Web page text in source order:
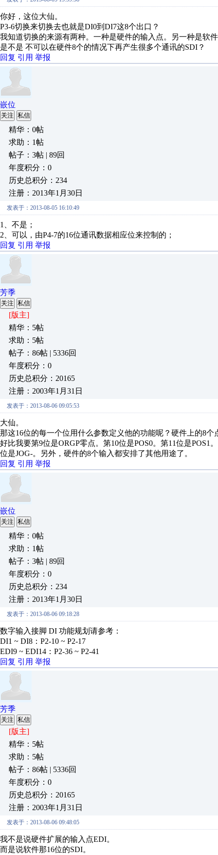
你好，这位大仙。
P3-6切换来切换去也就是DI0到DI7这8个出口？
我知道切换的来源有两种。一种是硬件的输入点。另一种是软
是不是 不可以在硬件8个的情况下再产生很多个通讯的SDI？
回复 引用 举报
嵌位
关注 私信
精华：0帖
求助：1帖
帖子：3帖 | 89回
年度积分：0
历史总积分：234
注册：2013年1月30日
发表于：2013-08-05 16:10:49
1、不是；
2、可以，由P4-7的16位通讯数据相应位来控制的；
回复 引用 举报
芳季
关注 私信
[版主]
精华：5帖
求助：5帖
帖子：86帖 | 5336回
年度积分：0
历史总积分：20165
注册：2003年1月31日
发表于：2013-08-06 09:05:53
大仙。
那这16位的每一个位用什么参数定义他的功能呢？硬件上的8
好比我要第9位是ORGP零点。第10位是POS0。第11位是POS1
位是JOG-。另外，硬件的8个输入都安排了其他用途了。
回复 引用 举报
嵌位
关注 私信
精华：0帖
求助：1帖
帖子：3帖 | 89回
年度积分：0
历史总积分：234
注册：2013年1月30日
发表于：2013-08-06 09:18:28
数字输入接脚 DI 功能规划请参考：
DI1 ~ DI8：P2-10 ~ P2-17
EDI9 ~ EDI14：P2-36 ~ P2-41
回复 引用 举报
芳季
关注 私信
[版主]
精华：5帖
求助：5帖
帖子：86帖 | 5336回
年度积分：0
历史总积分：20165
注册：2003年1月31日
发表于：2013-08-06 09:48:05
我不是说硬件扩展的输入点EDI。
而是说软件那16位的SDI。